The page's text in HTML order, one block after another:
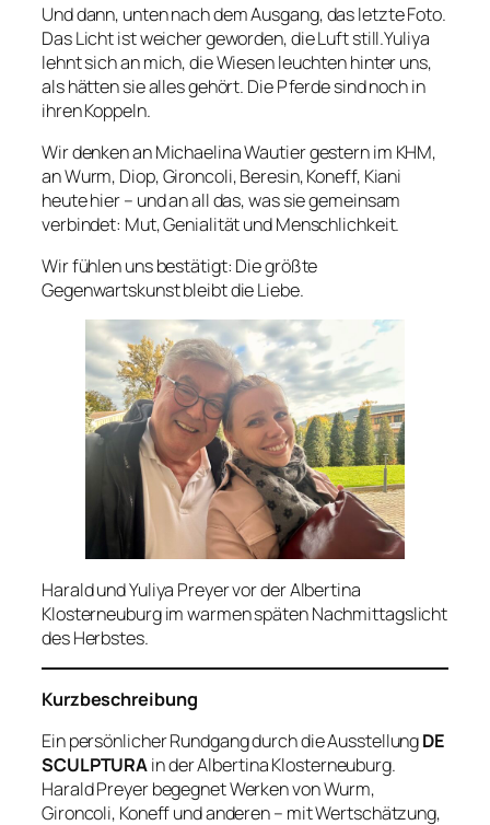
Und dann, unten nach dem Ausgang, das letzte Foto.
Das Licht ist weicher geworden, die Luft still.Yuliya
lehnt sich an mich, die Wiesen leuchten hinter uns,
als hätten sie alles gehört. Die Pferde sind noch in
ihren Koppeln.
Wir denken an Michaelina Wautier gestern im KHM,
an Wurm, Diop, Gironcoli, Beresin, Koneff, Kiani
heute hier – und an all das, was sie gemeinsam
verbindet: Mut, Genialität und Menschlichkeit.
Wir fühlen uns bestätigt: Die größte
Gegenwartskunst bleibt die Liebe.
Harald und Yuliya Preyer vor der Albertina
Klosterneuburg im warmen späten Nachmittagslicht
des Herbstes.
Kurzbeschreibung
Ein persönlicher Rundgang durch die AusstellungDE
SCULPTURAin der Albertina Klosterneuburg.
Harald Preyer begegnet Werken von Wurm,
Gironcoli, Koneff und anderen – mit Wertschätzung,